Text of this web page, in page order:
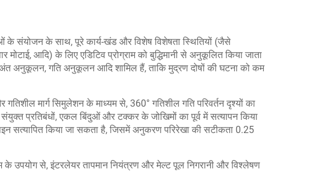
के संयोजन के साथ, पूरे कार्य-खंड और विशेष विशेषता स्थितियों (जैसे
मोटाई, आदि) के लिए एडिटिव प्रोग्राम को बुद्धिमानी से अनुकूलित किया जाता
अनुकूलन, गति अनुकूलन आदि शामिल हैं, ताकि मुद्रण दोषों की घटना को कम
मार्ग सिमुलेशन के माध्यम से, 360° गतिशील गति परिवर्तन दृश्यों का
संयुक्त प्रतिबंधों, एकल बिंदुओं और टक्कर के जोखिमों का पूर्व में सत्यापन किया
सत्यापित किया जा सकता है, जिसमें अनुकरण परिरेखा की सटीकता 0.25
के उपयोग से, इंटरलेयर तापमान नियंत्रण और मेल्ट पूल निगरानी और विश्लेषण